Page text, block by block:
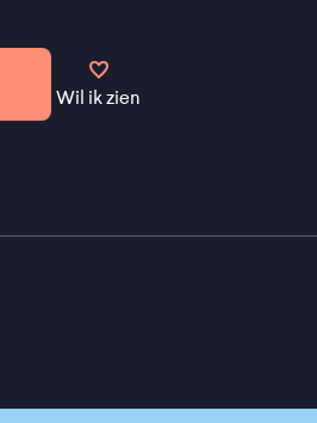
Wil ik zien